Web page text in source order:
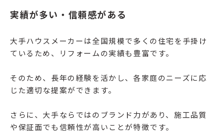
実績が多い・信頼感がある
大手ハウスメーカーは全国規模で多くの住宅を手掛け
ているため、リフォームの実績も豊富です。
そのため、長年の経験を活かし、各家庭のニーズに応
じた適切な提案ができます。
さらに、大手ならではのブランド力があり、施工品質
や保証面でも信頼性が高いことが特徴です。